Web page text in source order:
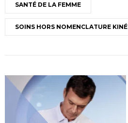
SANTÉ DE LA FEMME
SOINS HORS NOMENCLATURE KINÉ